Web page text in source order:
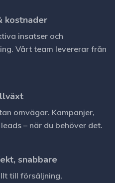
kostnader
insatser och
Vårt team levererar från
omvägar. Kampanjer,
– när du behöver det.
snabbare
till försäljning,